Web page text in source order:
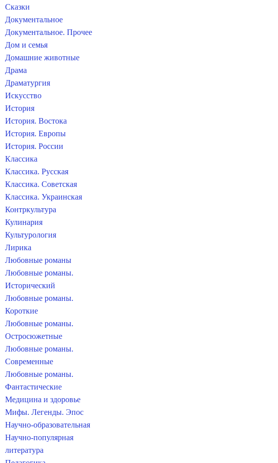
Сказки
Документальное
Документальное. Прочее
Дом и семья
Домашние животные
Драма
Драматургия
Искусство
История
История. Востока
История. Европы
История. России
Классика
Классика. Русская
Классика. Советская
Классика. Украинская
Контркультура
Кулинария
Культурология
Лирика
Любовные романы
Любовные романы.
Исторический
Любовные романы.
Короткие
Любовные романы.
Остросюжетные
Любовные романы.
Современные
Любовные романы.
Фантастические
Медицина и здоровье
Мифы. Легенды. Эпос
Научно-образовательная
Научно-популярная
литература